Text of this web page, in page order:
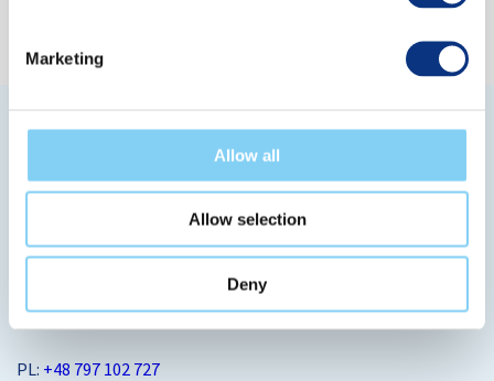
Marketing
Allow all
Allow selection
Deny
OstendiHR
kontakt@ostendi.pl
PL: +48 797 102 727